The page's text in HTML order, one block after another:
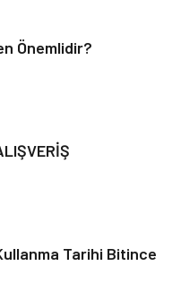
Kültür
Önemlidir?
Tarihi Bitince